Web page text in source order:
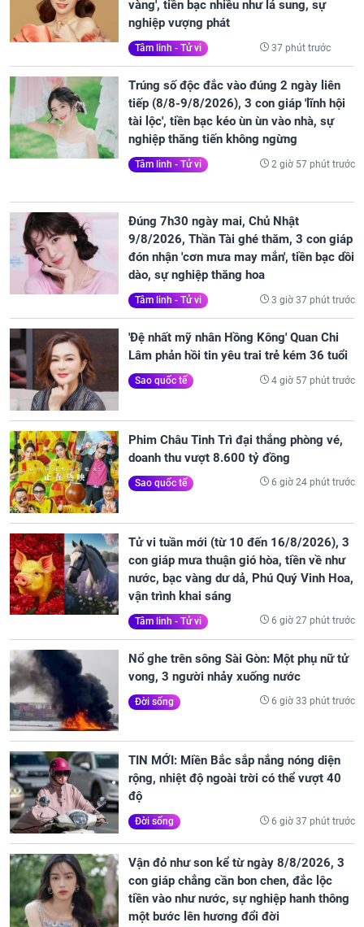
vàng', tiền bạc nhiều như lá sung, sự
nghiệp vượng phát
Tâm linh - Tử vi 37 phút trước
Trúng số độc đắc vào đúng 2 ngày liên
tiếp (8/8-9/8/2026), 3 con giáp 'lĩnh hội
tài lộc', tiền bạc kéo ùn ùn vào nhà, sự
nghiệp thăng tiến không ngừng
Tâm linh - Tử vi 2 giờ 57 phút trước
Đúng 7h30 ngày mai, Chủ Nhật
9/8/2026, Thần Tài ghé thăm, 3 con giáp
đón nhận 'cơn mưa may mắn', tiền bạc dồi
dào, sự nghiệp thăng hoa
Tâm linh - Tử vi 3 giờ 37 phút trước
'Đệ nhất mỹ nhân Hồng Kông' Quan Chi
Lâm phản hồi tin yêu trai trẻ kém 36 tuổi
Sao quốc tế 4 giờ 57 phút trước
Phim Châu Tinh Trì đại thắng phòng vé,
doanh thu vượt 8.600 tỷ đồng
Sao quốc tế 6 giờ 24 phút trước
Tử vi tuần mới (từ 10 đến 16/8/2026), 3
con giáp mưa thuận gió hòa, tiền về như
nước, bạc vàng dư dả, Phú Quý Vinh Hoa,
vận trình khai sáng
Tâm linh - Tử vi 6 giờ 27 phút trước
Nổ ghe trên sông Sài Gòn: Một phụ nữ tử
vong, 3 người nhảy xuống nước
Đời sống 6 giờ 33 phút trước
TIN MỚI: Miền Bắc sắp nắng nóng diện
rộng, nhiệt độ ngoài trời có thể vượt 40
độ
Đời sống 6 giờ 37 phút trước
Vận đỏ như son kể từ ngày 8/8/2026, 3
con giáp chẳng cần bon chen, đắc lộc
tiền vào như nước, sự nghiệp hanh thông
một bước lên hương đổi đời